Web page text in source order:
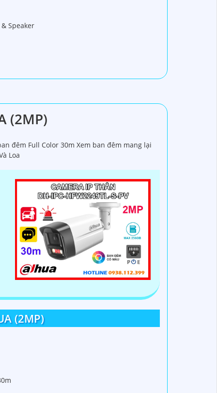
Speaker
(2MP)
đêm Full Color 30m Xem ban đêm mang lại
Loa
(2MP)